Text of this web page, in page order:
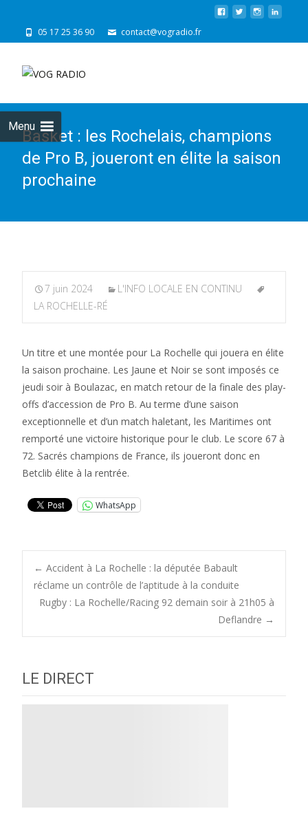
05 17 25 36 90 contact@vogradio.fr
Menu
Basket : les Rochelais, champions
de Pro B, joueront en élite la saison
prochaine
7 juin 2024
L'INFO LOCALE EN CONTINU
LA ROCHELLE-RÉ
Un titre et une montée pour La Rochelle qui jouera en élite
la saison prochaine. Les Jaune et Noir se sont imposés ce
jeudi soir à Boulazac, en match retour de la finale des play-
offs d’accession de Pro B. Au terme d’une saison
exceptionnelle et d’un match haletant, les Maritimes ont
remporté une victoire historique pour le club. Le score 67 à
72. Sacrés champions de France, ils joueront donc en
Betclib élite à la rentrée.
WhatsApp
Post
navigation
← Accident à La Rochelle : la députée Babault
réclame un contrôle de l’aptitude à la conduite
Rugby : La Rochelle/Racing 92 demain soir à 21h05 à
Deflandre →
LE DIRECT